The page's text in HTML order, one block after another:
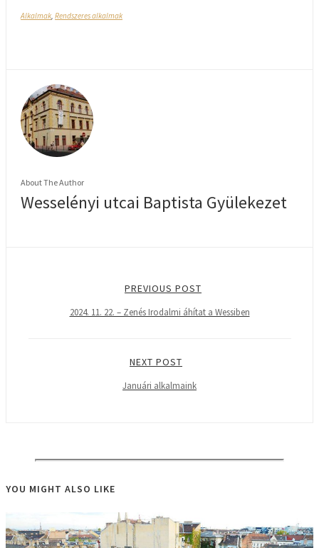
Alkalmak Rendszeres alkalmak
About The Author
Wesselényi utcai Baptista Gyülekezet
PREVIOUS POST
2024. 11. 22. – Zenés Irodalmi áhítat a Wessiben
NEXT POST
Januári alkalmaink
YOU MIGHT ALSO LIKE